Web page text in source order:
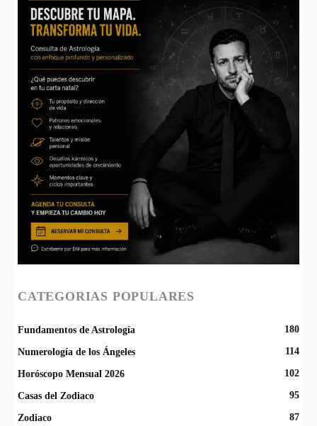
CATEGORIAS POPULARES
Fundamentos de Astrología 180
Numerología de los Ángeles 114
Horóscopo Mensual 2026 102
Casas del Zodiaco 95
Zodiaco 87